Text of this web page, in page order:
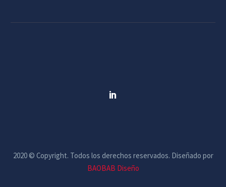
2020 © Copyright. Todos los derechos reservados. Diseñado por
BAOBAB Diseño